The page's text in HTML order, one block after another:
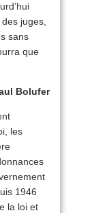
juges,
sans
que
Bolufer
les
1946
la loi et